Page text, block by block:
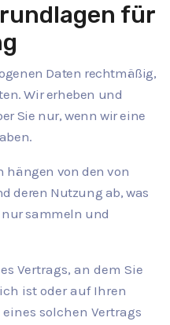
für
Daten rechtmäßig,
Wir erheben und
Sie nur, wenn wir eine
hängen von den von
deren Nutzung ab, was
nur sammeln und
Vertrags, an dem Sie
ist oder auf Ihren
solchen Vertrags